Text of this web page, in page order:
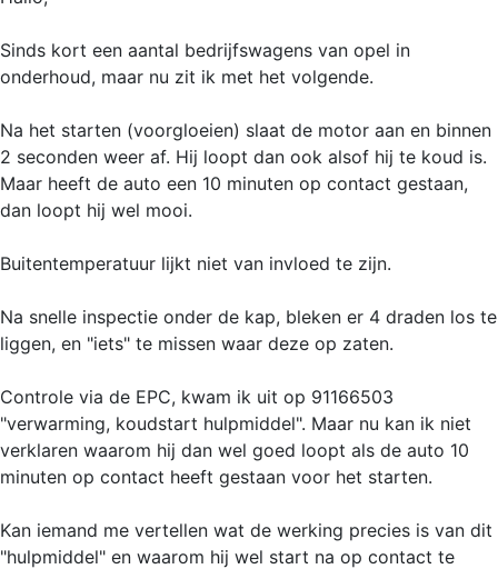
Sinds kort een aantal bedrijfswagens van opel in
onderhoud, maar nu zit ik met het volgende.
Na het starten (voorgloeien) slaat de motor aan en binnen
2 seconden weer af. Hij loopt dan ook alsof hij te koud is.
Maar heeft de auto een 10 minuten op contact gestaan,
dan loopt hij wel mooi.
Buitentemperatuur lijkt niet van invloed te zijn.
Na snelle inspectie onder de kap, bleken er 4 draden los te
liggen, en "iets" te missen waar deze op zaten.
Controle via de EPC, kwam ik uit op 91166503
"verwarming, koudstart hulpmiddel". Maar nu kan ik niet
verklaren waarom hij dan wel goed loopt als de auto 10
minuten op contact heeft gestaan voor het starten.
Kan iemand me vertellen wat de werking precies is van dit
"hulpmiddel" en waarom hij wel start na op contact te